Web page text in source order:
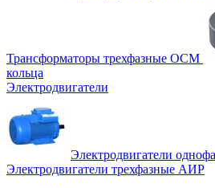
Трансформаторы трехфазные ОСМ
кольца
Электродвигатели
Электродвигатели
Электродвигатели трехфазные АИР